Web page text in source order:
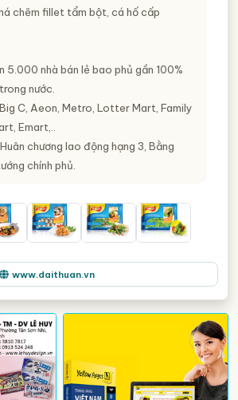
chẽm fillet tẩm bột, cá hố cấp
5.000 nhà bán lẻ bao phủ gần 100%
nước.
C, Aeon, Metro, Lotter Mart, Family
Emart,..
chương lao động hạng 3, Bằng
chính phủ.
www.daithuan.vn